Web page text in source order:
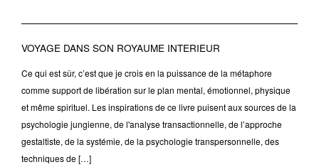
VOYAGE DANS SON ROYAUME INTERIEUR
Ce qui est sûr, c’est que je crois en la puissance de la métaphore
comme support de libération sur le plan mental, émotionnel, physique
et même spirituel. Les inspirations de ce livre puisent aux sources de la
psychologie jungienne, de l'analyse transactionnelle, de l’approche
gestaltiste, de la systémie, de la psychologie transpersonnelle, des
techniques de […]